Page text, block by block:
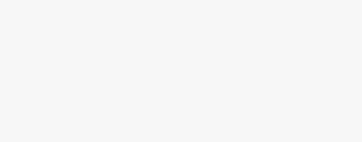
i planować swoje zakupy w sposób bardziej
i licznych udogodnień, co sprawia, że zakupy